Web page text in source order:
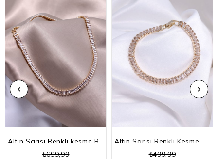
Altın Sarısı Renkli kesme Baget Taşlı Su Yolu Choker Kolye
₺699,99
Altın Sarısı Renkli Kesme Baget Taşlı Su Yolu Bileklik
₺499,99